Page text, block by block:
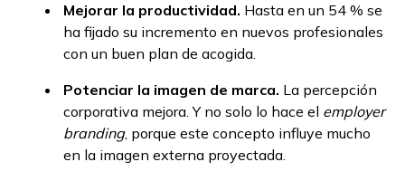
Mejorar la productividad. Hasta en un 54 % se
ha fijado su incremento en nuevos profesionales
con un buen plan de acogida.
Potenciar la imagen de marca. La percepción
corporativa mejora. Y no solo lo hace el employer
branding, porque este concepto influye mucho
en la imagen externa proyectada.